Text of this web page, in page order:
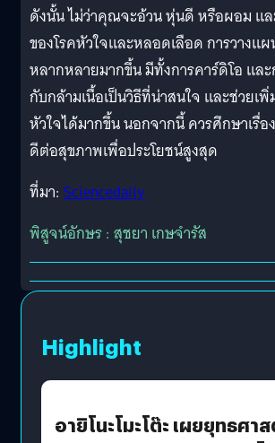
ดังนั้น ไม่ว่าคุณจะอ้วน หุ่นดี หรือผอม แ
ของโรคหัวใจและหลอดเลือด การวางแ
หลากหลายมากขึ้น มีทั้งการคาร์ดิโอ แล
กับกล้ามเนื้อเป็นวิธีที่น่าสนใจ และช่วยเ
หัวใจได้มากขึ้น นอกจากนี้ ควรศึกษาเรื่
ดีต่อสุขภาพเพื่อประโยชน์สูงสุด
ที่มา: Sciencedaily
พิสูจน์อักษร : สุชยา เกษจำรัส
Highlight
อายิโนะโมะโต๊ะ เผยยุทธศา